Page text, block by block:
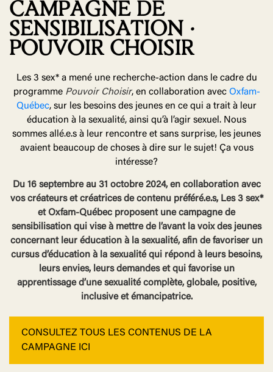
CAMPAGNE DE
SENSIBILISATION ·
POUVOIR CHOISIR
Les 3 sex* a mené une recherche-action dans le cadre du
programme Pouvoir Choisir, en collaboration avec Oxfam-
Québec, sur les besoins des jeunes en ce qui a trait à leur
éducation à la sexualité, ainsi qu’à l’agir sexuel. Nous
sommes allé.e.s à leur rencontre et sans surprise, les jeunes
avaient beaucoup de choses à dire sur le sujet! Ça vous
intéresse?
Du 16 septembre au 31 octobre 2024, en collaboration avec
vos créateurs et créatrices de contenu préféré.e.s, Les 3 sex*
et Oxfam-Québec proposent une campagne de
sensibilisation qui vise à mettre de l’avant la voix des jeunes
concernant leur éducation à la sexualité, afin de favoriser un
cursus d’éducation à la sexualité qui répond à leurs besoins,
leurs envies, leurs demandes et qui favorise un
apprentissage d’une sexualité complète, globale, positive,
inclusive et émancipatrice.
CONSULTEZ TOUS LES CONTENUS DE LA
CAMPAGNE ICI